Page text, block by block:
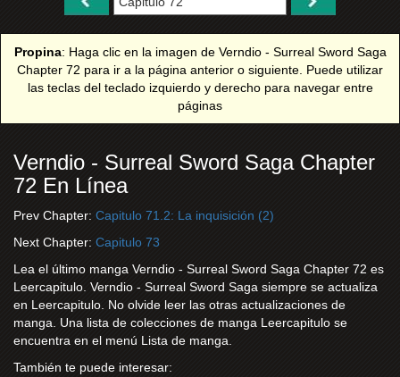
Propina: Haga clic en la imagen de Verndio - Surreal Sword Saga
Chapter 72 para ir a la página anterior o siguiente. Puede utilizar
las teclas del teclado izquierdo y derecho para navegar entre
páginas
Verndio - Surreal Sword Saga Chapter
72 En Línea
Prev Chapter: Capitulo 71.2: La inquisición (2)
Next Chapter: Capitulo 73
Lea el último manga Verndio - Surreal Sword Saga Chapter 72 es
Leercapitulo. Verndio - Surreal Sword Saga siempre se actualiza
en Leercapitulo. No olvide leer las otras actualizaciones de
manga. Una lista de colecciones de manga Leercapitulo se
encuentra en el menú Lista de manga.
También te puede interesar: